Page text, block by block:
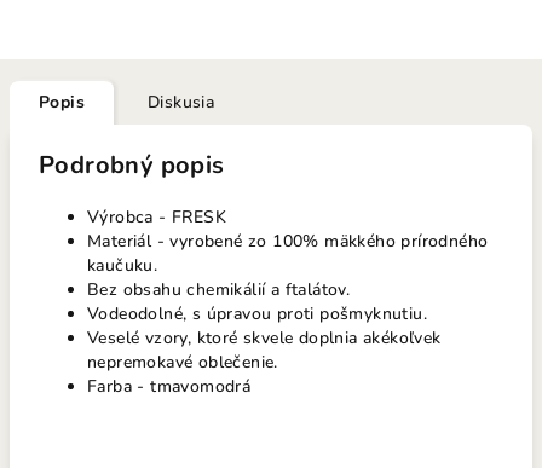
Popis Diskusia
Podrobný popis
Výrobca - FRESK
Materiál - vyrobené zo 100% mäkkého prírodného
kaučuku.
Bez obsahu chemikálií a ftalátov.
Vodeodolné, s úpravou proti pošmyknutiu.
Veselé vzory, ktoré skvele doplnia akékoľvek
nepremokavé oblečenie.
Farba - tmavomodrá